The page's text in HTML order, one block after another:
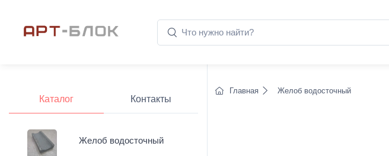
Главная Желоб водосточный
Каталог Контакты
Желоб водосточный